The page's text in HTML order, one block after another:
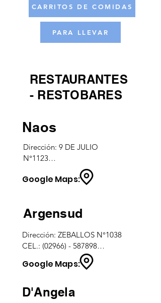
CARRITOS DE COMIDAS
PARA LLEVAR
RESTAURANTES
- RESTOBARES
Naos
Dirección: 9 DE JULIO
N°1123
TEL.: (02962) - 452714
CEL.: (02966) - 219274
20:30 a 23:30 hs.
Google Maps:
Argensud
Dirección: ZEBALLOS N°1038
CEL.: (02966) - 587898
Horarios: martes a domingos -
12:00 a 15:00 hs. / 19:00 a 23:30
Google Maps:
D'Angela